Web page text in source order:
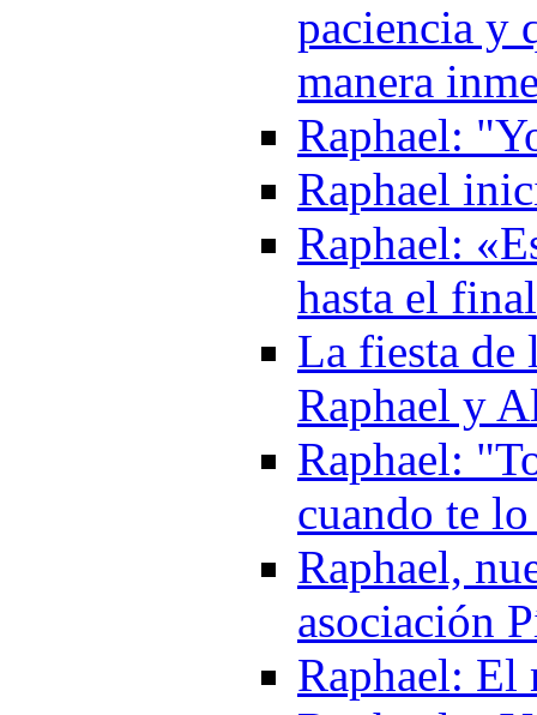
paciencia y
manera
Raphael:
Raphael
Raphael:
hasta el
La fiesta de
Raphael y
Raphael:
cuando te
Raphael,
asociación
Raphael: El